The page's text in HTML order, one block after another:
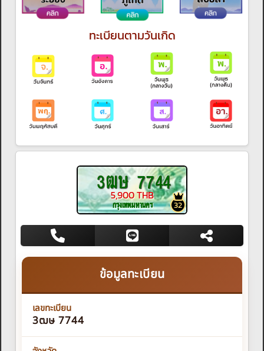
ทะเบียนตามวันเกิด
3ฒษ 7744
32
5,900 THB
กรุงเทพมหานคร
ข้อมูลทะเบียน
เลขทะเบียน
3ฒษ 7744